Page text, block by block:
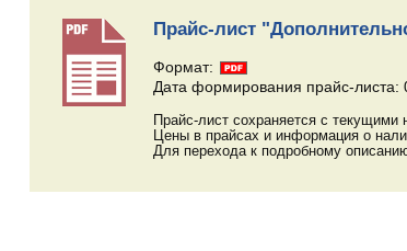
Прайс-лист
Формат:
Дата формирования прайс-листа:
Прайс-лист сохраняется с текущими
Цены в прайсах и информация о
Для перехода к подробному